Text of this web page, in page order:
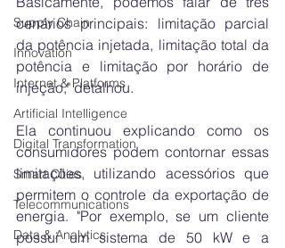
Supply Chain
Innovation
Internet & Platforms
Artificial Intelligence
Digital Transformation
Smart Cities
Telecommunications
Data & Analytics
cenários principais: limitação parcial
da potência injetada, limitação total da
potência e limitação por horário de
injeção," detalhou.
Ela continuou explicando como os
consumidores podem contornar essas
limitações, utilizando acessórios que
permitem o controle da exportação de
energia. "Por exemplo, se um cliente
possui um sistema de 50 kW e a